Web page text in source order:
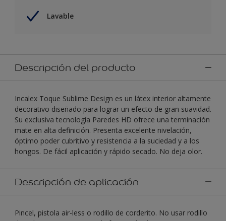
Lavable
Descripción del producto
Incalex Toque Sublime Design es un látex interior altamente
decorativo diseñado para lograr un efecto de gran suavidad.
Su exclusiva tecnología Paredes HD ofrece una terminación
mate en alta definición. Presenta excelente nivelación,
óptimo poder cubritivo y resistencia a la suciedad y a los
hongos. De fácil aplicación y rápido secado. No deja olor.
Descripción de aplicación
Pincel, pistola air-less o rodillo de corderito. No usar rodillo